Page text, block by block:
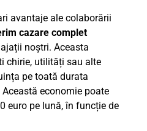
avantaje ale colaborării
cazare complet
noștri. Aceasta
chirie, utilități sau alte
pe toată durata
economie poate
euro pe lună, în funcție de